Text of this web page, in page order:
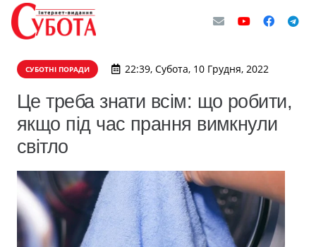
СУБОТНІ ПОРАДИ 22:39, Субота, 10 Грудня, 2022
Це треба знати всім: що робити,
якщо під час прання вимкнули
світло